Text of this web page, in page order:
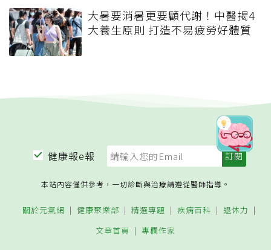
大暑要消暑更要顧代謝！中醫揭4
大養生原則 打造不易疲勞好體質
健康報e報
本站內容僅供參考，一切診斷與治療請遵從醫師指導。
關於元氣網 健康聚樂部 精選專題 疾病百科
退休力
文章首頁
專欄作家